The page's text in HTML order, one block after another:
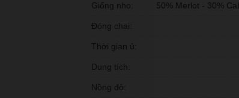
Giống nho: 50% Merlot - 30%
Đóng chai:
Thời gian ủ:
Dung tích:
Nồng độ: